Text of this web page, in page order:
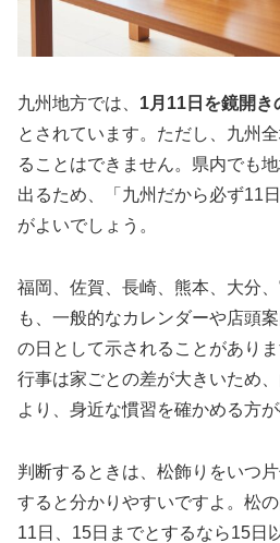
九州地方では、 1月11日を鏡開き
とされています。ただし、九州
ることはできません。県内でも
出るため、「九州だから必ず11
がよいでしょう。
福岡、佐賀、長崎、熊本、大分
も、一般的なカレンダーや店頭
の日として示されることがあり
行事は家ごとの差が大きいため
より、身近な慣習を確かめる方が
判断するときは、松飾りをいつ
すると分かりやすいですよ。松
11日、15日までとするなら15日